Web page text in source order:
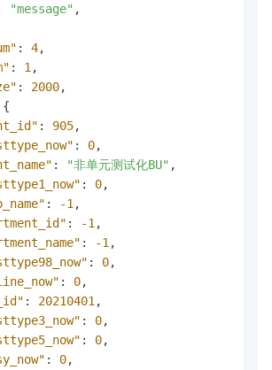
"message" ,
: 4,
: 1 ,
: 2000,
{
: 905,
: 0,
: "非单元测试化BU" ,
: 0,
: -1 ,
: -1 ,
: -1 ,
: 0,
: 0,
: 20210401 ,
: 0,
: 0,
: 0,